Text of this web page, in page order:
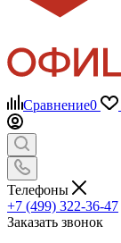
Сравнение0
Телефоны
+7 (499) 322-36-47
Заказать звонок